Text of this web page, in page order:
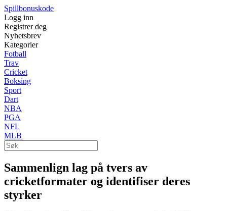
Spillbonuskode
Logg inn
Registrer deg
Nyhetsbrev
Kategorier
Fotball
Trav
Cricket
Boksing
Sport
Dart
NBA
PGA
NFL
MLB
Sammenlign lag på tvers av
cricketformater og identifiser deres
styrker